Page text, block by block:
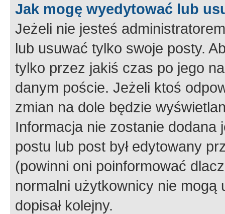
Jak mogę wyedytować lub
Jeżeli nie jesteś
lub usuwać tylko swoje posty.
tylko przez jakiś czas po jego
danym poście. Jeżeli ktoś
zmian na dole będzie
Informacja nie zostanie dodana
postu lub post był edytowany
(powinni oni poinformować
normalni użytkownicy nie
dopisał kolejny.